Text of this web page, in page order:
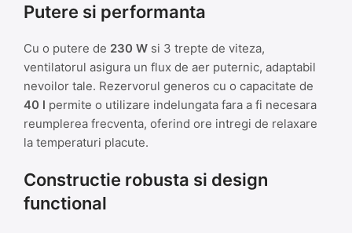
Putere si performanta
Cu o putere de 230 W si 3 trepte de viteza,
ventilatorul asigura un flux de aer puternic, adaptabil
nevoilor tale. Rezervorul generos cu o capacitate de
40 l permite o utilizare indelungata fara a fi necesara
reumplerea frecventa, oferind ore intregi de relaxare
la temperaturi placute.
Constructie robusta si design
functional